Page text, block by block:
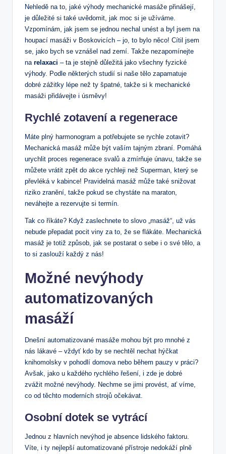
Nehledě na to, jaké výhody​ mechanické ⁢masáže přinášejí,
je důležité⁢ si ‌také uvědomit, jak moc si je užíváme.
Vzpomínám,⁢ jak jsem se jednou‍ nechal unést a byl⁤ jsem na
houpací masáži v Boskovicích –​ jo, to ⁢bylo něco! Cítil jsem
se, jako ⁣bych ⁢se vznášel⁢ nad ⁤zemí. Takže⁤ nezapomínejte
na relaxaci – ta je stejně důležitá jako všechny fyzické
výhody. Podle některých studií⁣ si naše tělo zapamatuje
dobré zážitky lépe než ty špatné, takže si k mechanické
masáži přidávejte⁣ i úsměvy!
Rychlé zotavení ⁣a regenerace
Máte plný⁤ harmonogram a potřebujete se⁣ rychle zotavit?
Mechanická​ masáž může být‍ vaším⁢ tajným zbraní. Pomáhá
urychlit proces⁢ regenerace svalů a zmírňuje únavu, takže se
můžete vrátit zpět do akce rychleji ⁤než Superman, který se
převléká v⁤ kabince! Pravidelná masáž může také snižovat
riziko zranění, takže pokud⁤ se chystáte na maraton,
neváhejte a rezervujte‌ si ‍termín.
Tak co říkáte? ‌Když zaslechnete ⁢to slovo⁢ „masáž“, už vás
nebude přepadat‍ pocit viny za ⁢to, že se ⁣flákáte. Mechanická
masáž je ‍totiž⁢ způsob, jak se postarat o sebe i ⁤o své tělo, a
‌to ‌si zaslouží⁢ každý z‌ nás!
Možné nevýhody
automatizovaných
masáží
Dnešní automatizované masáže mohou být ‌pro mnohé z
nás lákavé – vždyť kdo ​by se nechtěl nechat hýčkat
knihomolsky v pohodlí domova nebo během pauzy⁤ v práci?
Avšak, jako ​u každého rychlého řešení, i zde je dobré
zvážit‍ možné ‍nevýhody. Nechme se jimi provést, ať víme,⁢
co od ​těchto moderních ‌strojů ⁤očekávat.
Osobní dotek se vytrácí
Jednou⁣ z hlavních nevýhod ‍je​ absence lidského faktoru.
Víte, i ty nejlepší automatizované přístroje nedokáží ‍plně